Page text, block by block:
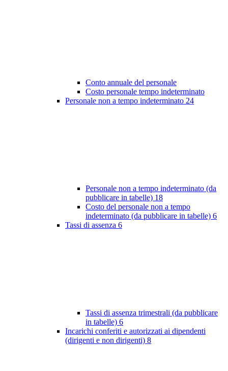
Conto annuale del personale
Costo personale tempo indeterminato
Personale non a tempo indeterminato 24
Personale non a tempo indeterminato (da
pubblicare in tabelle) 18
Costo del personale non a tempo
indeterminato (da pubblicare in tabelle) 6
Tassi di assenza 6
Tassi di assenza trimestrali (da pubblicare
in tabelle) 6
Incarichi conferiti e autorizzati ai dipendenti
(dirigenti e non dirigenti) 8